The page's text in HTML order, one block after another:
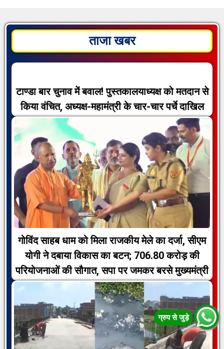
ताजा खबर
टाण्डा बार चुनाव में बवाल! पुस्तकालयाध्यक्ष को मतदान से
किया वंचित, अध्यक्ष-महामंत्री के चार-चार पर्चे दाखिल
गोविंद साहब धाम को मिला राजकीय मेले का दर्जा, सीएम
योगी ने दबाया विकास का बटन; 706.80 करोड़ की
परियोजनाओं की सौगात, सपा पर जमकर बरसे मुख्यमंत्री